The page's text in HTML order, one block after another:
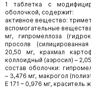
1 таблетка с
оболочкой, содержит:
активное вещество:
вспомогательные
мг, гипромеллоза
просолв
20,50 мг, крахмал
коллоидный (аэросил) –
состав оболочки:
– 3,476 мг, макрогол
Е 171 – 0,976 мг, краситель